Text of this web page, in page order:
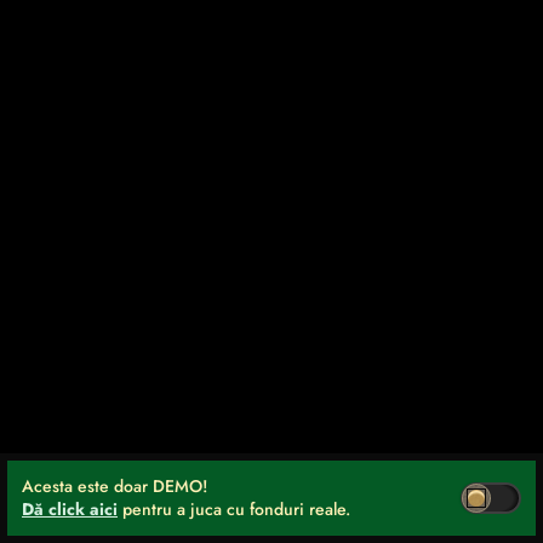
Acesta este doar DEMO!
Dă click aici pentru a juca cu fonduri reale.